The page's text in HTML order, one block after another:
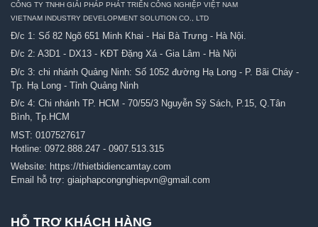
CÔNG TY TNHH GIẢI PHÁP PHÁT TRIỂN CÔNG NGHIỆP VIỆT NAM
VIETNAM INDUSTRY DEVELOPMENT SOLUTION CO., LTD
Đ/c 1: Số 82 Ngõ 651 Minh Khai - Hai Bà Trưng - Hà Nội.
Đ/c 2: A3D1 - DX13 - KĐT Đặng Xá - Gia Lâm - Hà Nội
Đ/c 3: chi nhánh Quảng Ninh: Số 1052 đường Hạ Long - P. Bãi Cháy -
Tp. Hạ Long - Tỉnh Quảng Ninh
Đ/c 4: Chi nhánh TP. HCM - 70/55/3 Nguyễn Sỹ Sách, P.15, Q.Tân
Bình, Tp.HCM
MST: 0107527617
Hotline: 0972.888.247 - 0907.513.315
Website: https://thietbidiencamtay.com
Email hỗ trợ: giaiphapcongnghiepvn@gmail.com
HỖ TRỢ KHÁCH HÀNG